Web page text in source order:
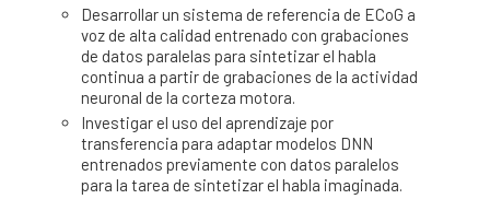
Desarrollar un sistema de referencia de ECoG a
voz de alta calidad entrenado con grabaciones
de datos paralelas para sintetizar el habla
continua a partir de grabaciones de la actividad
neuronal de la corteza motora.
Investigar el uso del aprendizaje por
transferencia para adaptar modelos DNN
entrenados previamente con datos paralelos
para la tarea de sintetizar el habla imaginada.